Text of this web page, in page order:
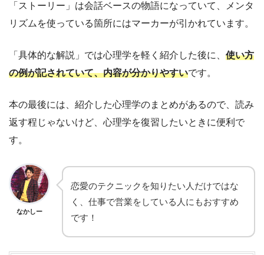
「ストーリー」は会話ベースの物語になっていて、メンタ
リズムを使っている箇所にはマーカーが引かれています。
「具体的な解説」では心理学を軽く紹介した後に、 使い方
の例が記されていて、内容が分かりやすいです。
本の最後には、紹介した心理学のまとめがあるので、読み
返す程じゃないけど、心理学を復習したいときに便利で
す。
なかしー
恋愛のテクニックを知りたい人だけではな
く、仕事で営業をしている人にもおすすめ
です！